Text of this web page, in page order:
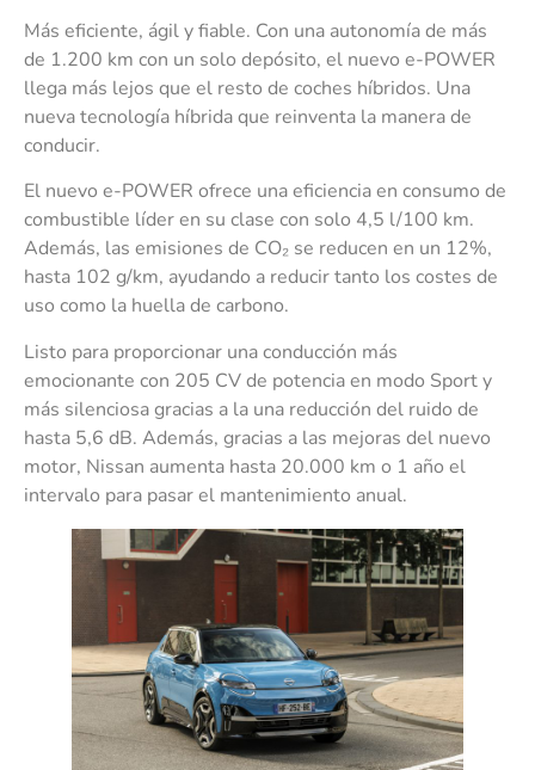
Más eficiente, ágil y fiable. Con una autonomía de más
de 1.200 km con un solo depósito, el nuevo e-POWER
llega más lejos que el resto de coches híbridos. Una
nueva tecnología híbrida que reinventa la manera de
conducir.
El nuevo e-POWER ofrece una eficiencia en consumo de
combustible líder en su clase con solo 4,5 l/100 km.
Además, las emisiones de CO₂ se reducen en un 12%,
hasta 102 g/km, ayudando a reducir tanto los costes de
uso como la huella de carbono.
Listo para proporcionar una conducción más
emocionante con 205 CV de potencia en modo Sport y
más silenciosa gracias a la una reducción del ruido de
hasta 5,6 dB. Además, gracias a las mejoras del nuevo
motor, Nissan aumenta hasta 20.000 km o 1 año el
intervalo para pasar el mantenimiento anual.